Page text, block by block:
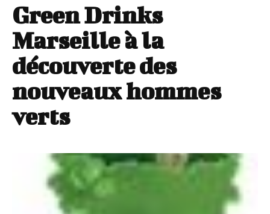
Green Drinks
Marseille à la
découverte des
nouveaux hommes
verts